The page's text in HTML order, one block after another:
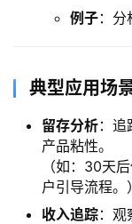
​例子​：分
典型应用场
​留存分析​：
产品粘性。
（如：30天
户引导流程。）
​收入追踪​：